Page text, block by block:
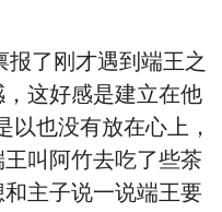
了刚才遇到端王之
这好感是建立在他
心上，‮
主子说一说端王要